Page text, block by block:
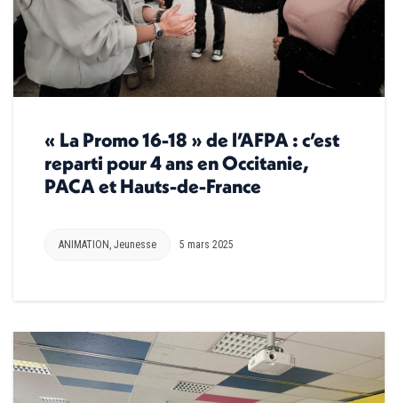
« La Promo 16-18 » de l’AFPA : c’est
reparti pour 4 ans en Occitanie,
PACA et Hauts-de-France
ANIMATION, Jeunesse 5 mars 2025